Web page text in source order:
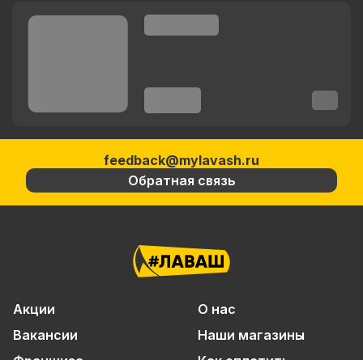
feedback@mylavash.ru
Обратная связь
Акции
О нас
Вакансии
Наши магазины